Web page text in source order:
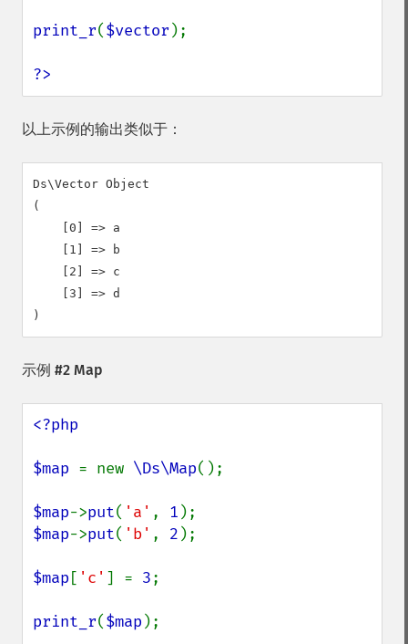
print_r($vector );
?>
以上示例的输出类似于：
Ds\Vector Object
(
    [0] => a
    [1] => b
    [2] => c
    [3] => d
示例 #2 Map
<?php
$map = new \Ds\Map();
$map->put( 'a' , 1
$map->put( 'b' , 2 );
$map [ 'c' ] = 3;
print_r($map );